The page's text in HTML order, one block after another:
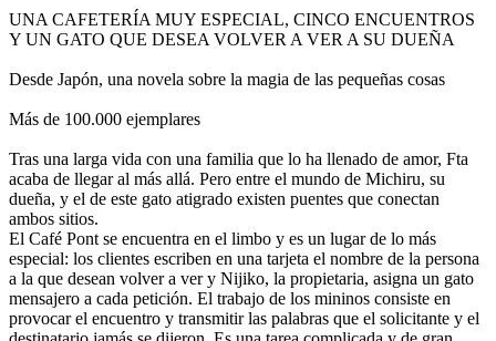
UNA CAFETERÍA MUY ESPECIAL, CINCO ENCUENTROS
Y UN GATO QUE DESEA VOLVER A VER A SU DUEÑA
Desde Japón, una novela sobre la magia de las pequeñas cosas
Más de 100.000 ejemplares
Tras una larga vida con una familia que lo ha llenado de amor, F­ta
acaba de llegar al más allá. Pero entre el mundo de Michiru, su
dueña, y el de este gato atigrado existen puentes que conectan
ambos sitios.
El Café Pont se encuentra en el limbo y es un lugar de lo más
especial: los clientes escriben en una tarjeta el nombre de la persona
a la que desean volver a ver y Nijiko, la propietaria, asigna un gato
mensajero a cada petición. El trabajo de los mininos consiste en
provocar el encuentro y transmitir las palabras que el solicitante y el